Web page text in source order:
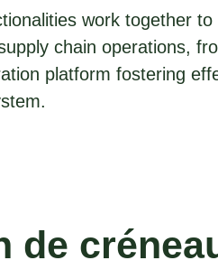
work together
chain operations,
platform fostering
de